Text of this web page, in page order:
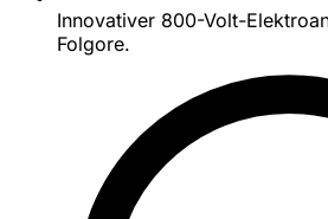
Innovativer 800-Volt-
Folgore.